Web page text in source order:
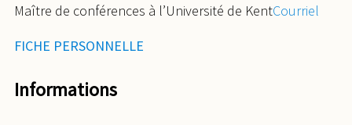
Maître de conférences à l’Université de KentCourriel
FICHE PERSONNELLE
Informations